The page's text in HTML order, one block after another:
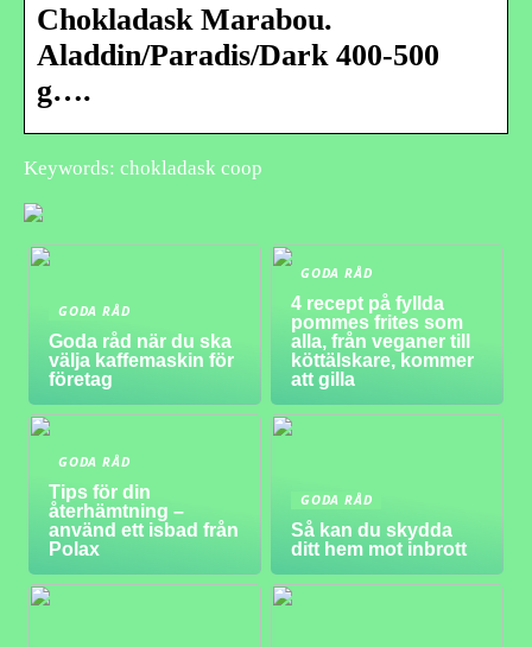
Chokladask Marabou.
Aladdin/Paradis/Dark 400-500
g….
Keywords: chokladask coop
GODA RÅD
Goda råd när du ska
välja kaffemaskin för
företag
GODA RÅD
4 recept på fyllda
pommes frites som
alla, från veganer till
köttälskare, kommer
att gilla
GODA RÅD
Tips för din
återhämtning –
använd ett isbad från
Polax
GODA RÅD
Så kan du skydda
ditt hem mot inbrott